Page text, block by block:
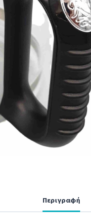
Περιγραφή